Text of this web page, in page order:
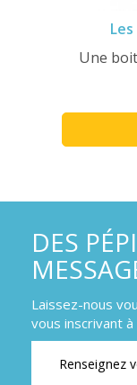
Une
DES
Laissez-nous
vous inscrivant